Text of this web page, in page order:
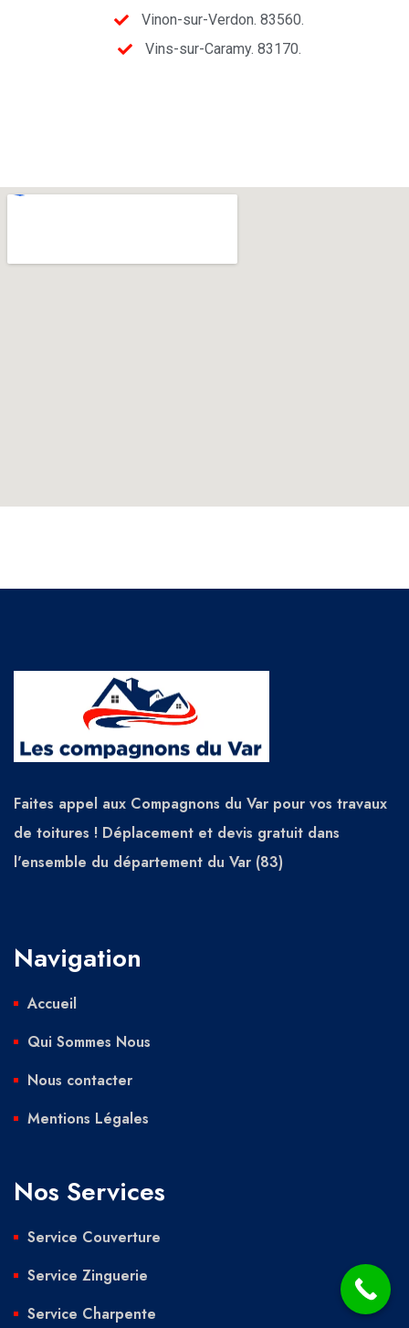
Vinon-sur-Verdon. 83560.
Vins-sur-Caramy. 83170.
Faites appel aux Compagnons du Var pour vos travaux
de toitures ! Déplacement et devis gratuit dans
l'ensemble du département du Var (83)
Navigation
Accueil
Qui Sommes Nous
Nous contacter
Mentions Légales
Nos Services
Service Couverture
Service Zinguerie
Service Charpente